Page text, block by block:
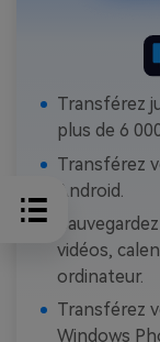
Transférez
plus de 6
Transférez
Android.
vidéos,
ordinateur.
Transférez
Windows